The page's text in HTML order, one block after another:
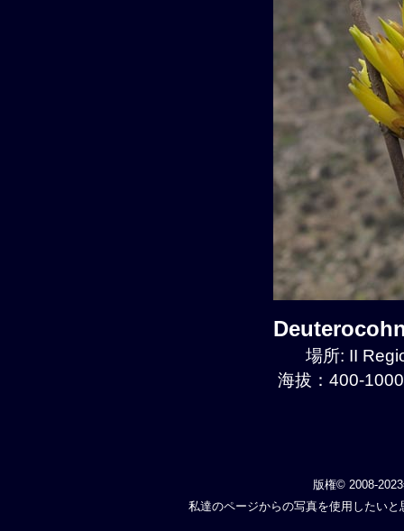
場所: II
海拔：400-
版権© 2008-
私達のページからの写真を使用したい